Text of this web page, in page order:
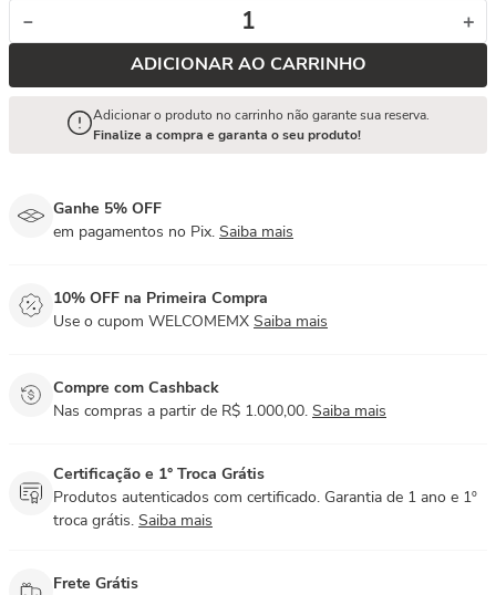
＋
－
ADICIONAR AO CARRINHO
Adicionar o produto no carrinho não garante sua reserva.
Finalize a compra e garanta o seu produto!
Ganhe 5% OFF
em pagamentos no Pix. Saiba mais
10% OFF na Primeira Compra
Use o cupom WELCOMEMX Saiba mais
Compre com Cashback
Nas compras a partir de R$ 1.000,00. Saiba mais
Certificação e 1° Troca Grátis
Produtos autenticados com certificado. Garantia de 1 ano e 1º
troca grátis. Saiba mais
Frete Grátis